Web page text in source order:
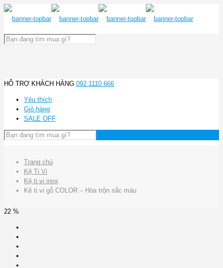
HỖ TRỢ KHÁCH HÀNG 092 1110 666
Yêu thích
Giỏ hàng
SALE OFF
Trang chủ
Kệ Ti Vi
Kệ ti vi inox
Kệ ti vi gỗ COLOR – Hòa trộn sắc màu
22 %